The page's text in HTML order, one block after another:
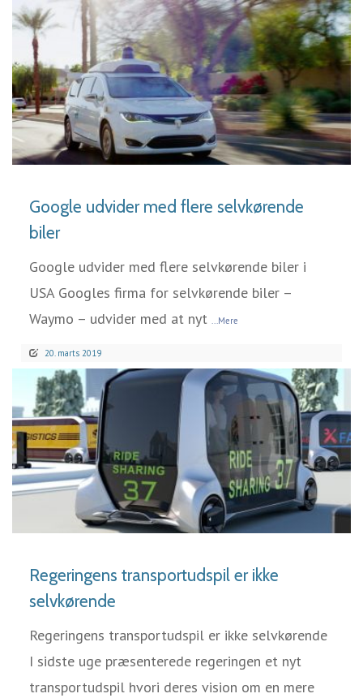
LÆS MERE
Google udvider med flere selvkørende
biler
Google udvider med flere selvkørende biler i
USA Googles firma for selvkørende biler –
Waymo – udvider med at nyt ...Mere
20. marts 2019
LÆS MERE
Regeringens transportudspil er ikke
selvkørende
Regeringens transportudspil er ikke selvkørende
I sidste uge præsenterede regeringen et nyt
transportudspil hvori deres vision om en mere